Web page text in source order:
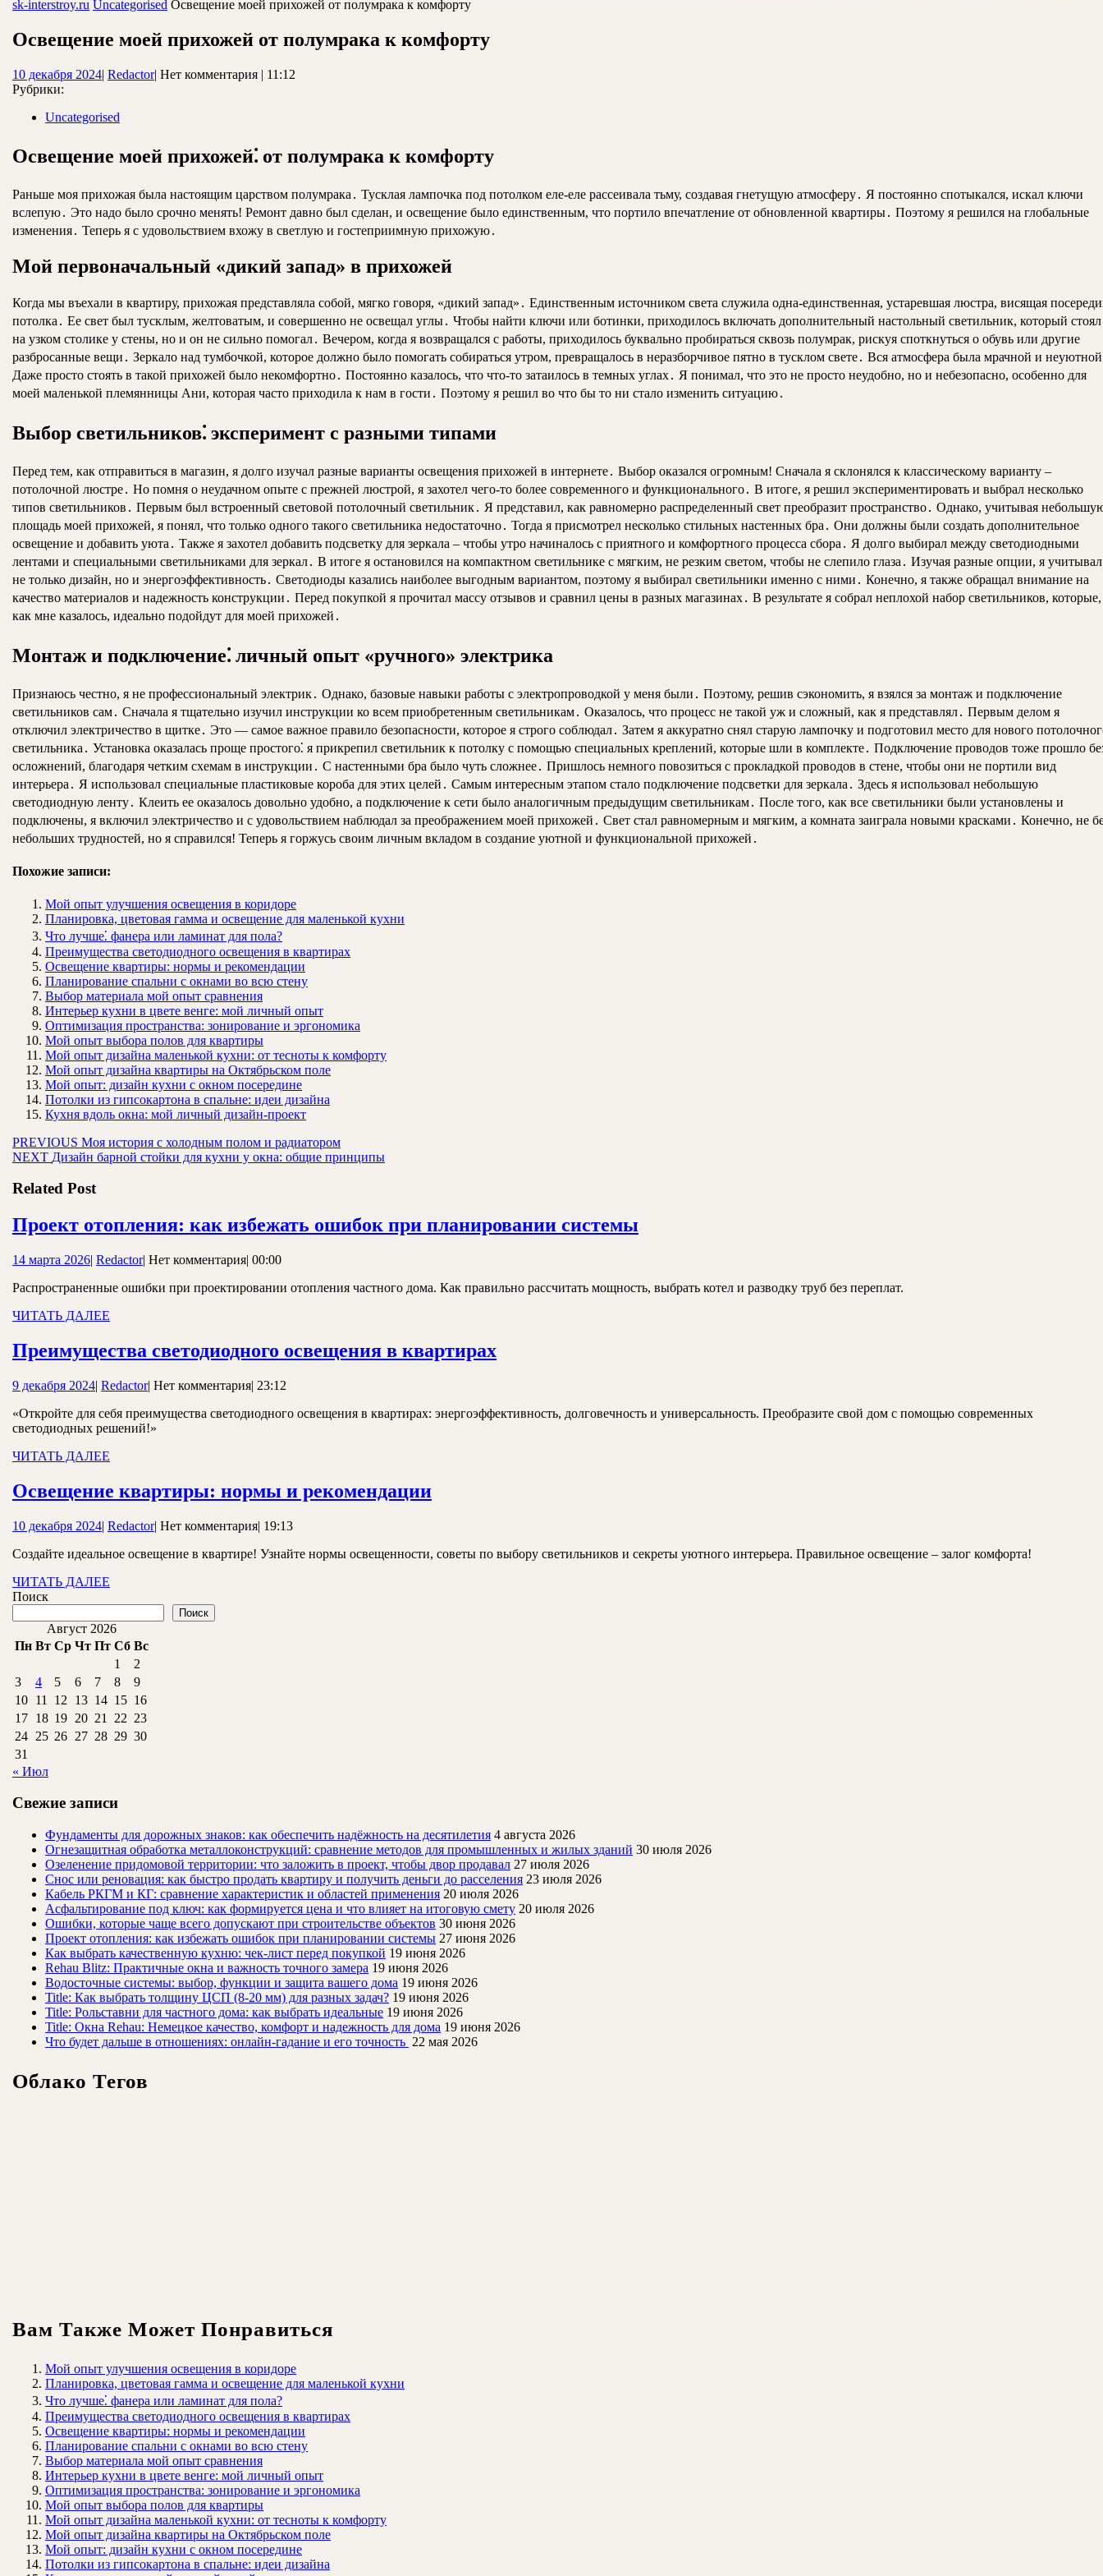
sk-interstroy.ru Uncategorised Освещение моей прихожей от полумрака к комфорту
Освещение моей прихожей от полумрака к комфорту
10 декабря 202410
| RedactorRedactor
| Нет комментария | 11:12
Рубрики:
Uncategorised
Освещение моей прихожей⁚ от полумрака к комфорту
Раньше моя прихожая была настоящим царством полумрака․ Тусклая лампочка под потолком еле-еле рассеивала тьму, создавая гнетущую атмосферу․ Я постоянно спотыкался, искал ключи
вслепую․ Это надо было срочно менять! Ремонт давно был сделан, и освещение было единственным, что портило впечатление от обновленной квартиры․ Поэтому я решился на глобальные
изменения․ Теперь я с удовольствием вхожу в светлую и гостеприимную прихожую․
Мой первоначальный «дикий запад» в прихожей
Когда мы въехали в квартиру, прихожая представляла собой, мягко говоря, «дикий запад»․ Единственным источником света служила одна-единственная, устаревшая люстра, висящая
потолка․ Ее свет был тусклым, желтоватым, и совершенно не освещал углы․ Чтобы найти ключи или ботинки, приходилось включать дополнительный настольный светильник, который стоял
на узком столике у стены, но и он не сильно помогал․ Вечером, когда я возвращался с работы, приходилось буквально пробираться сквозь полумрак, рискуя споткнуться о обувь или другие
разбросанные вещи․ Зеркало над тумбочкой, которое должно было помогать собираться утром, превращалось в неразборчивое пятно в тусклом свете․ Вся атмосфера была мрачной и
Даже просто стоять в такой прихожей было некомфортно․ Постоянно казалось, что что-то затаилось в темных углах․ Я понимал, что это не просто неудобно, но и небезопасно, особенно для
моей маленькой племянницы Ани, которая часто приходила к нам в гости․ Поэтому я решил во что бы то ни стало изменить ситуацию․
Выбор светильников⁚ эксперимент с разными типами
Перед тем, как отправиться в магазин, я долго изучал разные варианты освещения прихожей в интернете․ Выбор оказался огромным! Сначала я склонялся к классическому варианту –
потолочной люстре․ Но помня о неудачном опыте с прежней люстрой, я захотел чего-то более современного и функционального․ В итоге, я решил экспериментировать и выбрал несколько
типов светильников․ Первым был встроенный световой потолочный светильник․ Я представил, как равномерно распределенный свет преобразит пространство․ Однако, учитывая
площадь моей прихожей, я понял, что только одного такого светильника недостаточно․ Тогда я присмотрел несколько стильных настенных бра․ Они должны были создать дополнительное
освещение и добавить уюта․ Также я захотел добавить подсветку для зеркала – чтобы утро начиналось с приятного и комфортного процесса сбора․ Я долго выбирал между светодиодными
лентами и специальными светильниками для зеркал․ В итоге я остановился на компактном светильнике с мягким, не резким светом, чтобы не слепило глаза․ Изучая разные опции, я учитывал
не только дизайн, но и энергоэффективность․ Светодиоды казались наиболее выгодным вариантом, поэтому я выбирал светильники именно с ними․ Конечно, я также обращал внимание на
качество материалов и надежность конструкции․ Перед покупкой я прочитал массу отзывов и сравнил цены в разных магазинах․ В результате я собрал неплохой набор светильников, которые,
как мне казалось, идеально подойдут для моей прихожей․
Монтаж и подключение⁚ личный опыт «ручного» электрика
Признаюсь честно, я не профессиональный электрик․ Однако, базовые навыки работы с электропроводкой у меня были․ Поэтому, решив сэкономить, я взялся за монтаж и подключение
светильников сам․ Сначала я тщательно изучил инструкции ко всем приобретенным светильникам․ Оказалось, что процесс не такой уж и сложный, как я представлял․ Первым делом я
отключил электричество в щитке․ Это — самое важное правило безопасности, которое я строго соблюдал․ Затем я аккуратно снял старую лампочку и подготовил место для нового
светильника․ Установка оказалась проще простого⁚ я прикрепил светильник к потолку с помощью специальных креплений, которые шли в комплекте․ Подключение проводов тоже прошло
осложнений, благодаря четким схемам в инструкции․ С настенными бра было чуть сложнее․ Пришлось немного повозиться с прокладкой проводов в стене, чтобы они не портили вид
интерьера․ Я использовал специальные пластиковые короба для этих целей․ Самым интересным этапом стало подключение подсветки для зеркала․ Здесь я использовал небольшую
светодиодную ленту․ Клеить ее оказалось довольно удобно, а подключение к сети было аналогичным предыдущим светильникам․ После того, как все светильники были установлены и
подключены, я включил электричество и с удовольствием наблюдал за преображением моей прихожей․ Свет стал равномерным и мягким, а комната заиграла новыми красками․ Конечно, не
небольших трудностей, но я справился! Теперь я горжусь своим личным вкладом в создание уютной и функциональной прихожей․
Похожие записи:
Мой опыт улучшения освещения в коридоре
Планировка, цветовая гамма и освещение для маленькой кухни
Что лучше⁚ фанера или ламинат для пола?
Преимущества светодиодного освещения в квартирах
Освещение квартиры: нормы и рекомендации
Планирование спальни с окнами во всю стену
Выбор материала мой опыт сравнения
Интерьер кухни в цвете венге: мой личный опыт
Оптимизация пространства: зонирование и эргономика
Мой опыт выбора полов для квартиры
Мой опыт дизайна маленькой кухни: от тесноты к комфорту
Мой опыт дизайна квартиры на Октябрьском поле
Мой опыт: дизайн кухни с окном посередине
Потолки из гипсокартона в спальне: идеи дизайна
Кухня вдоль окна: мой личный дизайн-проект
Навигация
по
записям
PREVIOUS Предыдущая
запись:
Моя история с холодным полом и радиатором
NEXT Следующая
Дизайн барной стойки для кухни у окна: общие принципы
Related Post
Проект отопления: как избежать ошибок при планировании системы
избежать
14 марта 202614
2026
| RedactorRedactor
| Нет комментария| 00:00
Распространенные ошибки при проектировании отопления частного дома. Как правильно рассчитать мощность, выбрать котел и разводку труб без переплат.
ЧИТАТЬ ДАЛЕЕ
Преимущества светодиодного освещения в квартирахПреимущества
в
9 декабря 20249
2024
| RedactorRedactor
| Нет комментария| 23:12
«Откройте для себя преимущества светодиодного освещения в квартирах: энергоэффективность, долговечность и универсальность. Преобразите свой дом с помощью современных
светодиодных решений!»
ЧИТАТЬ ДАЛЕЕ
Освещение квартиры: нормы и рекомендацииОсвещение
и
10 декабря 202410
2024
| RedactorRedactor
| Нет комментария| 19:13
Создайте идеальное освещение в квартире! Узнайте нормы освещенности, советы по выбору светильников и секреты уютного интерьера. Правильное освещение – залог комфорта!
ЧИТАТЬ ДАЛЕЕ
Поиск
Поиск
Август 2026
Пн Вт Ср Чт Пт Сб Вс
1
2
3
4 5 6 7 8
9
10 11 12 13 14 15 16
17 18 19 20 21 22 23
24 25 26 27 28 29 30
31
« Июл
Свежие записи
Фундаменты для дорожных знаков: как обеспечить надёжность на десятилетия 4 августа 2026
Огнезащитная обработка металлоконструкций: сравнение методов для промышленных и жилых зданий 30 июля 2026
Озеленение придомовой территории: что заложить в проект, чтобы двор продавал 27 июля 2026
Снос или реновация: как быстро продать квартиру и получить деньги до расселения 23 июля 2026
Кабель РКГМ и КГ: сравнение характеристик и областей применения 20 июля 2026
Асфальтирование под ключ: как формируется цена и что влияет на итоговую смету 20 июля 2026
Ошибки, которые чаще всего допускают при строительстве объектов 30 июня 2026
Проект отопления: как избежать ошибок при планировании системы 27 июня 2026
Как выбрать качественную кухню: чек-лист перед покупкой 19 июня 2026
Rehau Blitz: Практичные окна и важность точного замера 19 июня 2026
Водосточные системы: выбор, функции и защита вашего дома 19 июня 2026
Title: Как выбрать толщину ЦСП (8-20 мм) для разных задач? 19 июня 2026
Title: Рольставни для частного дома: как выбрать идеальные 19 июня 2026
Title: Окна Rehau: Немецкое качество, комфорт и надежность для дома 19 июня 2026
Что будет дальше в отношениях: онлайн-гадание и его точность 22 мая 2026
Облако Тегов
Вам Также Может Понравиться
Мой опыт улучшения освещения в коридоре
Планировка, цветовая гамма и освещение для маленькой кухни
Что лучше⁚ фанера или ламинат для пола?
Преимущества светодиодного освещения в квартирах
Освещение квартиры: нормы и рекомендации
Планирование спальни с окнами во всю стену
Выбор материала мой опыт сравнения
Интерьер кухни в цвете венге: мой личный опыт
Оптимизация пространства: зонирование и эргономика
Мой опыт выбора полов для квартиры
Мой опыт дизайна маленькой кухни: от тесноты к комфорту
Мой опыт дизайна квартиры на Октябрьском поле
Мой опыт: дизайн кухни с окном посередине
Потолки из гипсокартона в спальне: идеи дизайна